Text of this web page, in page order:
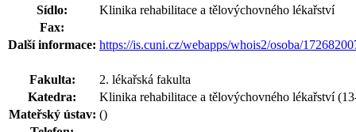
Sídlo:
Klinika rehabilitace a tělovýchovného lékařství
Fax:
Další informace: https://is.cuni.cz/webapps/whois2/osoba/
Fakulta:
2. lékařská fakulta
Katedra:
Klinika rehabilitace a tělovýchovného lékařství
Mateřský ústav: ()